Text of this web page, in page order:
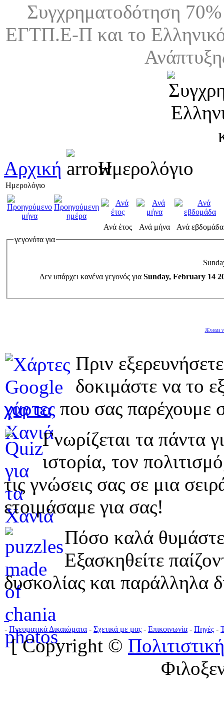
Συγχρηματοδότηση
ΕΓΤΠ.Ε-Π και το
Αρχική Ημερολόγιο
Ημερολόγιο
Ανά έτος Ανά μήνα
Ανά εβδομάδα
γεγονότα για
Δεν υπάρχει κανένα γεγονός για Sunday, February 14
JEvents
Πριν
δοκιμάστε να το
χάρτες που σας παρέχουμε
Γνωρίζεται τα πάντα
ιστορία, τον
τις γνώσεις σας σε μια
ετοιμάσαμε για σας!
Πόσο καλά
Εξασκηθείτε
δυσκολίας και παράλληλα
- Πνευματικά Δικαιώματα - Σχετικά με μας - Επικοινωνία - Πηγές -
[ Copyright ©